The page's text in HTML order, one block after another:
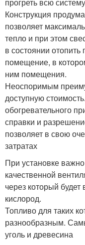
прогреть всю
Конструкция
позволяет
тепло и при этом
в состоянии
помещение, в
ним помещения.
Неоспоримым
доступную
обогревательного
справки и
позволяет в свою
затратах
При установке
качественной
через который
кислород.
Топливо для таких
разнообразным.
уголь и древесина